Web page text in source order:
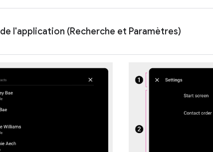
l'application (Recherche et Paramètres)